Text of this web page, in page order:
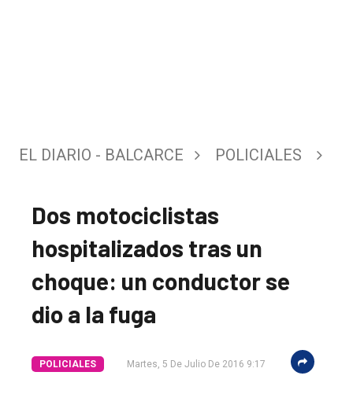
único
EL DIARIO - BALCARCE POLICIALES
Dos motociclistas
hospitalizados tras un
choque: un conductor se
dio a la fuga
POLICIALES Martes, 5 De Julio De 2016 9:17